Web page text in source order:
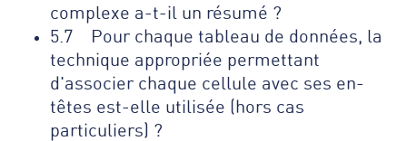
complexe a-t-il un résumé ?
5.7 Pour chaque tableau de données, la
technique appropriée permettant
d'associer chaque cellule avec ses en-
têtes est-elle utilisée (hors cas
particuliers) ?